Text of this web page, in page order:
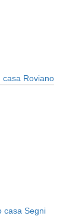
casa Roviano
casa Segni